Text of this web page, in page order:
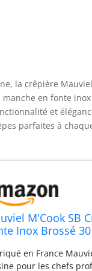
la crêpière
en fonte
et
parfaites à
M'Cook SB
Inox Brossé
en France
pour les chefs